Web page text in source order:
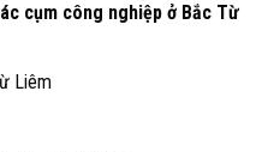
cụm công nghiệp ở Bắc Từ
Liêm